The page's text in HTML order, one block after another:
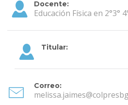
Docente:
Educación Física en 2°3°
Titular:
Correo: